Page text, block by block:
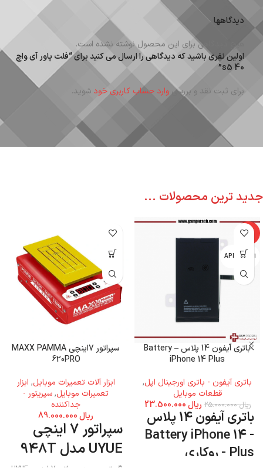
دیدگاهها
هیچ دیدگاهی برای این محصول نوشته نشده است.
اولین نفری باشید که دیدگاهی را ارسال می کنید برای “فلت پاور آی واچ
s5 40”
برای ثبت نقد و بررسیوارد حساب کاربری خود شوید.
جدید ترین محصولات ...
-6%
اپل - APPLE
باتری آیفون 14 پلاس – Battery
iPhone 14 Plus
باتری آیفون - باتری اورجینال اپل,
قطعات موبایل
ریال25.000.000 ریال
باتری آیفون 14 پلاس
- Battery iPhone 14
Plus - روکاری
سپراتور 7اینچی MAXX PAMMA
620PRO
ابزار آلات تعمیرات موبایل, ابزار
تعمیرات موبایل,سپریتور -
جداکننده
ریال
سپراتور 7 اینچی
UYUE مدل 948T
اگر تصمیم به سپراتور 7 اینچی UYUE